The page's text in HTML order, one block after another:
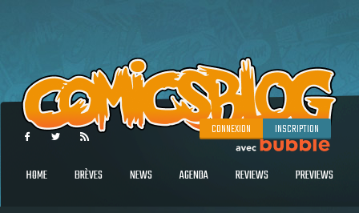
CONNEXION INSCRIPTION
HOME BRÈVES NEWS AGENDA REVIEWS PREVIEWS